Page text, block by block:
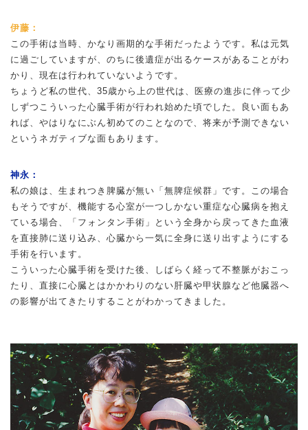
伊藤：
この手術は当時、かなり画期的な手術だったようです。私は元気
に過ごしていますが、のちに後遺症が出るケースがあることがわ
かり、現在は行われていないようです。
ちょうど私の世代、35歳から上の世代は、医療の進歩に伴って少
しずつこういった心臓手術が行われ始めた頃でした。良い面もあ
れば、やはりなにぶん初めてのことなので、将来が予測できない
というネガティブな面もあります。
神永：
私の娘は、生まれつき脾臓が無い「無脾症候群」です。この場合
もそうですが、機能する心室が一つしかない重症な心臓病を抱え
ている場合、「フォンタン手術」という全身から戻ってきた血液
を直接肺に送り込み、心臓から一気に全身に送り出すようにする
手術を行います。
こういった心臓手術を受けた後、しばらく経って不整脈がおこっ
たり、直接に心臓とはかかわりのない肝臓や甲状腺など他臓器へ
の影響が出てきたりすることがわかってきました。